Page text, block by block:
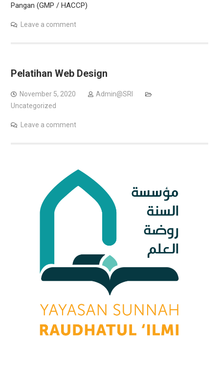
Pangan (GMP / HACCP)
Leave a comment
Pelatihan Web Design
November 5, 2020
Admin@SRI
Uncategorized
Leave a comment